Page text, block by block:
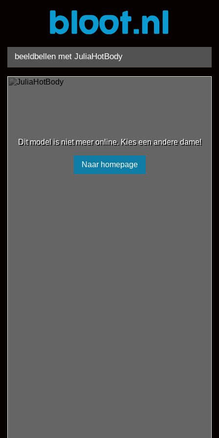
beeldbellen met JuliaHotBody
Dit model is niet meer online. Kies een andere dame!
Naar homepage